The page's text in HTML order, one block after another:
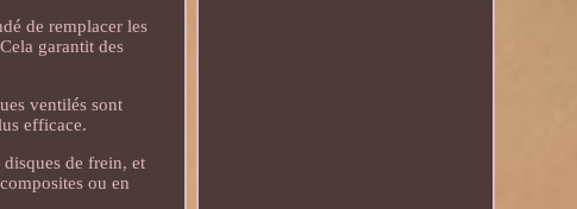
de remplacer les
garantit des
ventilés sont
efficace.
de frein, et
ou en